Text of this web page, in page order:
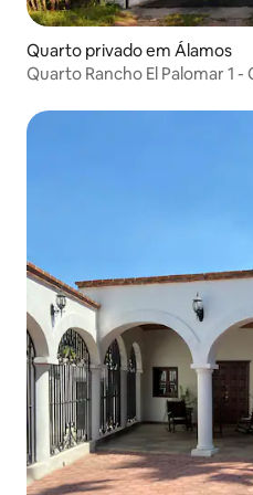
Quarto privado em Álamos
Quarto Rancho El Palomar 1 -